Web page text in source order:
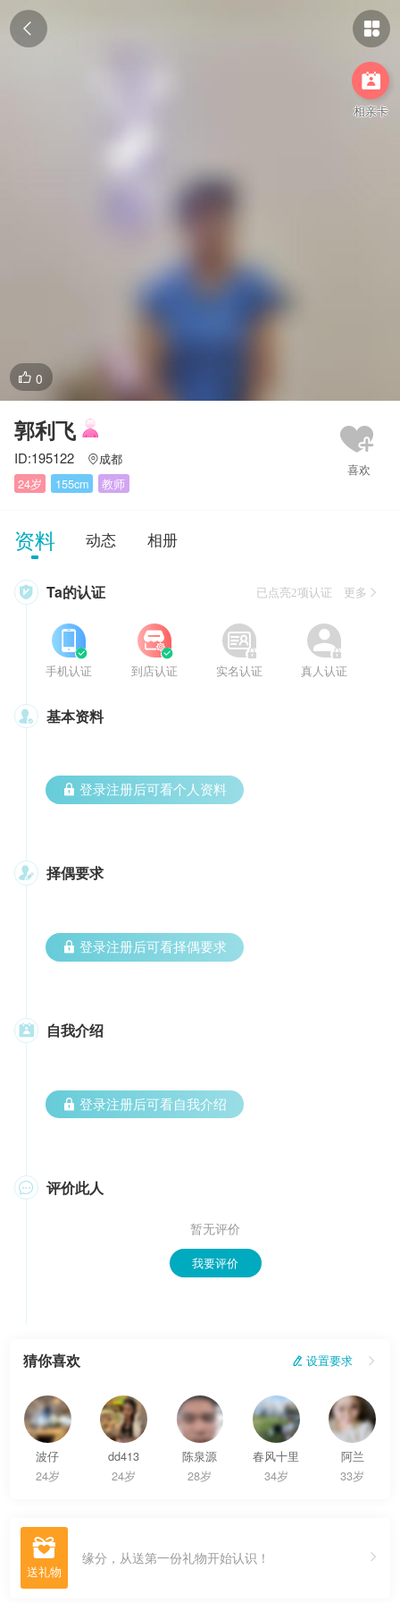
 

相亲卡
 0
郭利飞
ID:195122 成都
24岁
155cm 教师
资料 动态 相册
 Ta的认证 已点亮2项认证 更多

手机认证


到店认证


实名认证


真人认证
 基本资料
 登录注册后可看个人资料
 择偶要求
 登录注册后可看择偶要求
 自我介绍
 登录注册后可看自我介绍
 评价此人
暂无评价
我要评价
猜你喜欢  设置要求 
波仔
24岁
dd413
24岁
陈泉源
28岁
春风十里
34岁
阿兰
33岁
 缘分，从送第一份礼物开始认识！